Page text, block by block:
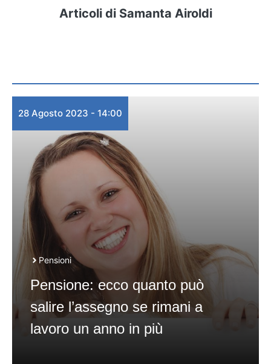
Articoli di Samanta Airoldi
28 Agosto 2023 - 14:00
Pensioni
Pensione: ecco quanto può
salire l’assegno se rimani a
lavoro un anno in più